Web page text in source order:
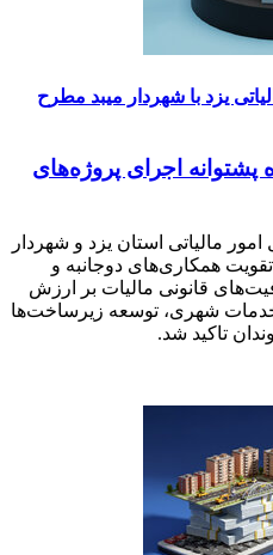
یزد با شهردار میبد مطرح
پشتوانه اجرای پروژه‌های
مالیاتی استان یزد و شهردار
همکاری‌های دوجانبه و
قانونی مالیات بر ارزش
خدمات شهری، توسعه زیرساخت‌ها
تاکید شد.